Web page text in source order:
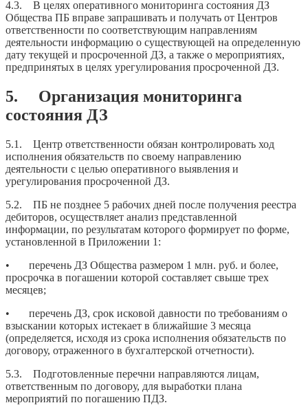
4.3. В целях оперативного мониторинга состояния ДЗ
Общества ПБ вправе запрашивать и получать от Центров
ответственности по соответствующим направлениям
деятельности информацию о существующей на определенную
дату текущей и просроченной ДЗ, а также о мероприятиях,
предпринятых в целях урегулирования просроченной ДЗ.
5. Организация мониторинга
состояния ДЗ
5.1. Центр ответственности обязан контролировать ход
исполнения обязательств по своему направлению
деятельности с целью оперативного выявления и
урегулирования просроченной ДЗ.
5.2. ПБ не позднее 5 рабочих дней после получения реестра
дебиторов, осуществляет анализ представленной
информации, по результатам которого формирует по форме,
установленной в Приложении 1:
• перечень ДЗ Общества размером 1 млн. руб. и более,
просрочка в погашении которой составляет свыше трех
месяцев;
• перечень ДЗ, срок исковой давности по требованиям о
взыскании которых истекает в ближайшие 3 месяца
(определяется, исходя из срока исполнения обязательств по
договору, отраженного в бухгалтерской отчетности).
5.3. Подготовленные перечни направляются лицам,
ответственным по договору, для выработки плана
мероприятий по погашению ПДЗ.